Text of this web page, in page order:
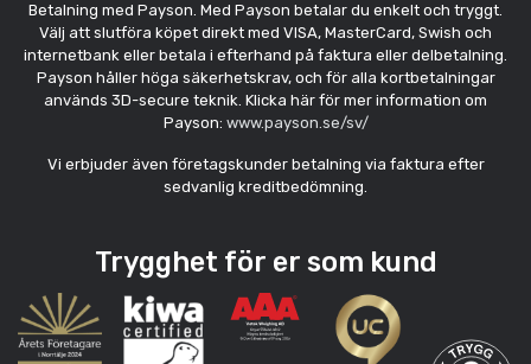
Betalning med Payson. Med Payson betalar du enkelt och tryggt.
Välj att slutföra köpet direkt med VISA, MasterCard, Swish och
internetbank eller betala i efterhand på faktura eller delbetalning.
Payson håller höga säkerhetskrav, och för alla kortbetalningar
används 3D-secure teknik. Klicka här för mer information om
Payson: www.payson.se/sv/
Vi erbjuder även företagskunder betalning via faktura efter
sedvanlig kreditbedömning.
Trygghet för er som kund